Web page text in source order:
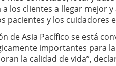
a los clientes a llegar mejor
pacientes y los cuidadores
de Asia Pacífico se está
importantes para
la calidad de vida”,